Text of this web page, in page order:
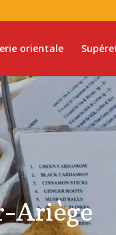
orientale
Ariège